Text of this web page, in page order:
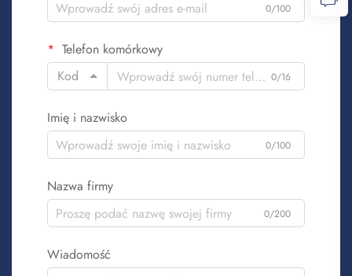
0/100
Telefon komórkowy
Kod
0/16
Imię i nazwisko
0/100
Nazwa firmy
0/200
Wiadomość